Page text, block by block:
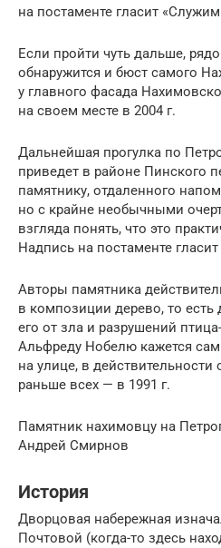
на постаменте гласит
Если пройти чуть дальше,
обнаружится и бюст самого
у главного фасада
на своем месте в 2004 г.
Дальнейшая прогулка по
приведет в районе Пинского
памятнику, отдаленного
но с крайне необычными
взгляда понять, что это
Надпись на постаменте гласит
Авторы памятника
в композиции дерево, то есть
его от зла и разрушений
Альфреду Нобелю кажется
на улице, в действительности
раньше всех — в 1991 г.
Памятник нахимовцу на
Андрей Смирнов
История
Дворцовая набережная
Почтовой (когда-то здесь